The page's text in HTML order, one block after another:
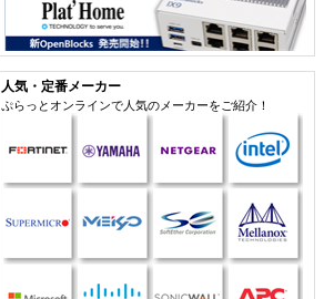
人気・定番メーカー
ぷらっとオンラインで人気のメーカーをご紹介！